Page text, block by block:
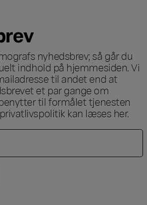
nyhedsbrev; så går du
indhold på hjemmesiden. Vi
til andet end at
et par gange om
til formålet tjenesten
kan læses her.